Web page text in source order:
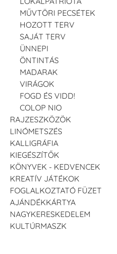
MŰVTÖRI PECSÉTEK
HOZOTT TERV
SAJÁT TERV
ÜNNEPI
ÖNTINTÁS
MADARAK
VIRÁGOK
FOGD ÉS VIDD!
COLOP NIO
RAJZESZKÖZÖK
LINÓMETSZÉS
KALLIGRÁFIA
KIEGÉSZÍTŐK
KÖNYVEK - KEDVENCEK
KREATÍV JÁTÉKOK
FOGLALKOZTATÓ FÜZET
AJÁNDÉKKÁRTYA
NAGYKERESKEDELEM
KULTÚRMASZK